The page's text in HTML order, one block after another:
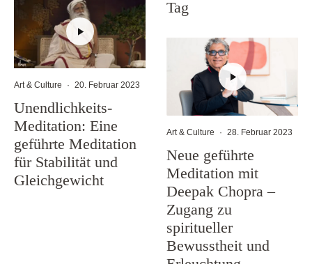
Art & Culture · 20. Februar 2023
Unendlichkeits-
Meditation: Eine
geführte Meditation
für Stabilität und
Gleichgewicht
Tag
Art & Culture · 28. Februar 2023
Neue geführte
Meditation mit
Deepak Chopra –
Zugang zu
spiritueller
Bewusstheit und